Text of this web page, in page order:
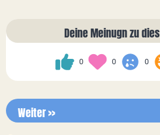
Deine Meinugn zu
0 0 0
Weiter >>